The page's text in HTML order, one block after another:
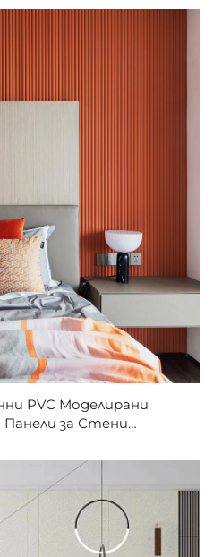
PVC Моделирани
за Стени
с Релеф за Вила,
Офис